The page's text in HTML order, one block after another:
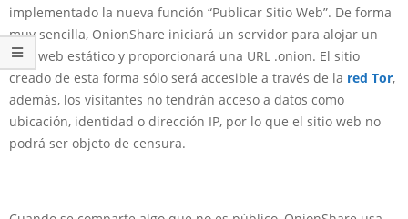
implementado la nueva función “Publicar Sitio Web”. De forma
muy sencilla, OnionShare iniciará un servidor para alojar un
sitio web estático y proporcionará una URL .onion. El sitio
creado de esta forma sólo será accesible a través de la red Tor,
además, los visitantes no tendrán acceso a datos como
ubicación, identidad o dirección IP, por lo que el sitio web no
podrá ser objeto de censura.